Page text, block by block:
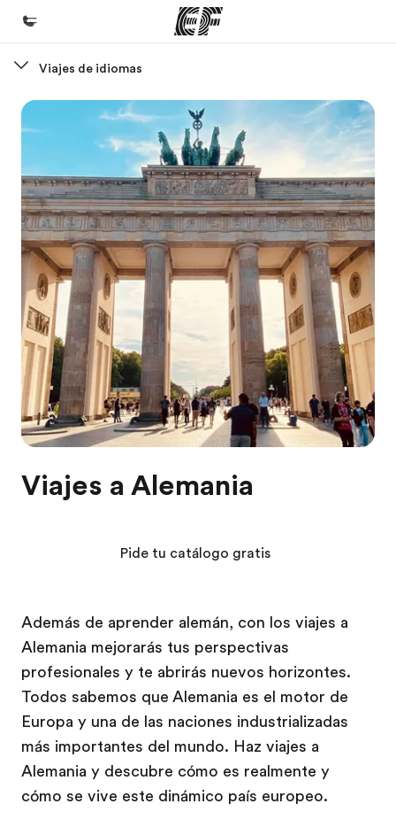
Bienvenido a EF
Ver todo lo que hacemos
Oficinas
Encuentra una oficina
Sobre nosotros
Quiénes somos
Trabajos
Únete al equipo
Viajes de idiomas
Viajes a Alemania
Además de aprender alemán, con los viajes a
Alemania mejorarás tus perspectivas
profesionales y te abrirás nuevos horizontes.
Todos sabemos que Alemania es el motor de
Europa y una de las naciones industrializadas
más importantes del mundo. Haz viajes a
Alemania y descubre cómo es realmente y
cómo se vive este dinámico país europeo.
Pide tu catálogo gratis